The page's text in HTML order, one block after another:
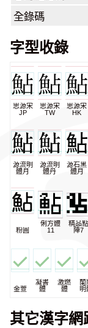
全錄碼
字型收錄
思源宋
JP
思源宋
TW
思源宋
HK
源流明
體月
源流明
體丹
源石黑
體月
粉圓
俐方體
11
精品點
陣7
金萱
凝書
體
激燃
體
蘭
明
其它漢字網